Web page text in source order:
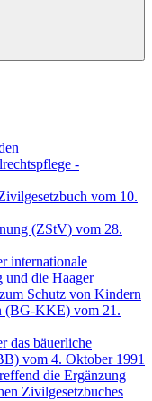
-
vom 10.
(ZStV) vom 28.
internationale
und die Haager
Schutz von Kindern
(BG-KKE) vom 21.
das bäuerliche
vom 4. Oktober 1991
die Ergänzung
Zivilgesetzbuches